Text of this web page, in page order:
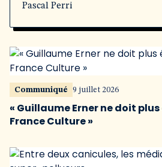
Pascal Perri
Communiqué 9 juillet 2026
« Guillaume Erner ne doit
France Culture »